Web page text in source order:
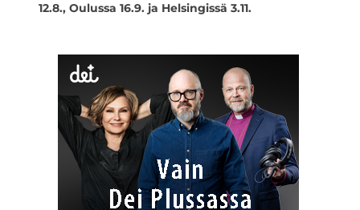
12.8., Oulussa 16.9. ja Helsingissä 3.11.